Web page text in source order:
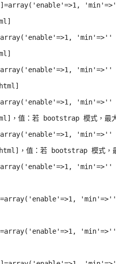
，值：若 bootstrap 模式，最
，值：若 bootstrap 模式，